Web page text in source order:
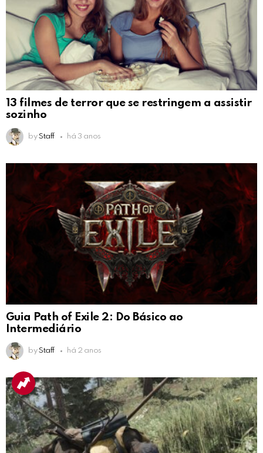
13 filmes de terror que se restringem a assistir
sozinho
by Staff há 3 anos
Guia Path of Exile 2: Do Básico ao
Intermediário
by Staff há 2 anos